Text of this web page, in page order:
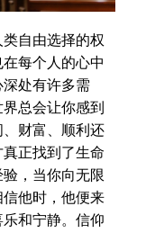
自由选择的权
每个人的心中
处有许多需
总会让你感到
财富、顺利还
正找到了生命
，当你向无限
他时，他便来
和宁静。信仰